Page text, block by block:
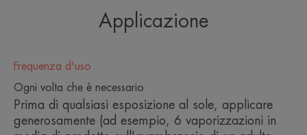
I nostri impegni per ridurre al minimo l’impatto
I nostri impegni per limitare l’impatto sull’ambiente
marino:
1. Filtri valutati come non ecotossici testati su 3
Applicazione
Frequenza d'uso
Ogni volta che è necessario
Prima di qualsiasi esposizione al sole, applicare
generosamente (ad esempio, 6 vaporizzazioni in